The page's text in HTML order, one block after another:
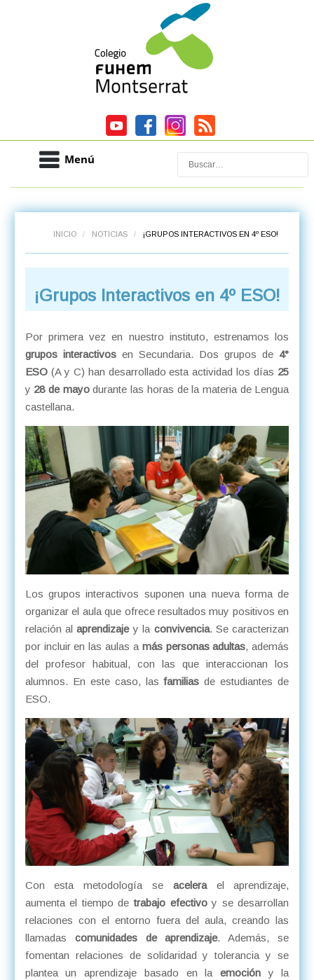
Menú Buscar
INICIO / NOTICIAS / ¡GRUPOS INTERACTIVOS EN 4º ESO!
¡Grupos Interactivos en 4º ESO!
Por primera vez en nuestro instituto, estrenamos los
grupos interactivosen Secundaria. Dos grupos de 4°
ESO(A y C) han desarrollado esta actividad los días 25
y 28 de mayodurante las horas de la materia de Lengua
castellana.
Los grupos interactivos suponen una nueva forma de
organizar el aula que ofrece resultados muy positivos en
relación alaprendizajey la convivencia. Se caracterizan
por incluir en las aulas a más personas adultas, además
del profesor habitual, con las que interaccionan los
alumnos. En este caso, lasfamilias de estudiantes de
ESO.
Con esta metodología se acelerael aprendizaje,
aumenta el tiempo detrabajo efectivoy se desarrollan
relaciones con el entorno fuera del aula, creando las
llamadas comunidades de aprendizaje. Además, se
fomentan relaciones de solidaridad y tolerancia y se
plantea un aprendizaje basado en la emocióny la